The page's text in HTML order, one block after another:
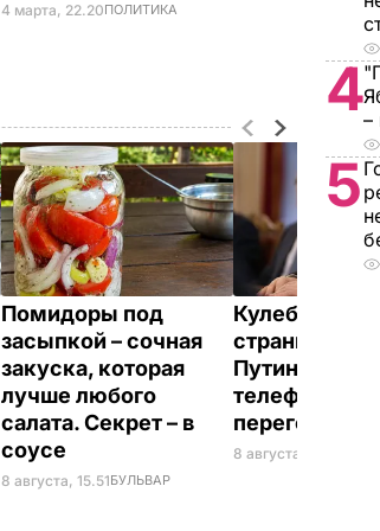
4 марта, 22.20ПОЛИТИКА
Помидоры под
засыпкой – сочная
закуска, которая
лучше любого
салата. Секрет – в
соусе
8 августа, 15.51БУЛЬВАР
Кулеба
странной
Путина вести
телефонные
переговоры
8 августа, 10.25
4–
5